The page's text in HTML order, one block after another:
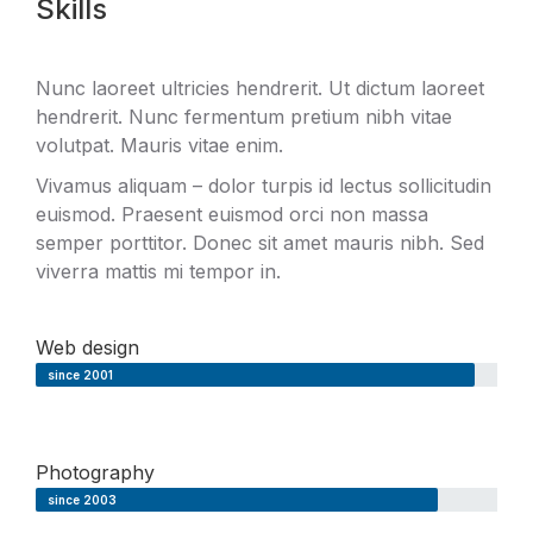
Skills
Nunc laoreet ultricies hendrerit. Ut dictum laoreet
hendrerit. Nunc fermentum pretium nibh vitae
volutpat. Mauris vitae enim.
Vivamus aliquam – dolor turpis id lectus sollicitudin
euismod. Praesent euismod orci non massa
semper porttitor. Donec sit amet mauris nibh. Sed
viverra mattis mi tempor in.
Web design
since 2001
Photography
since 2003